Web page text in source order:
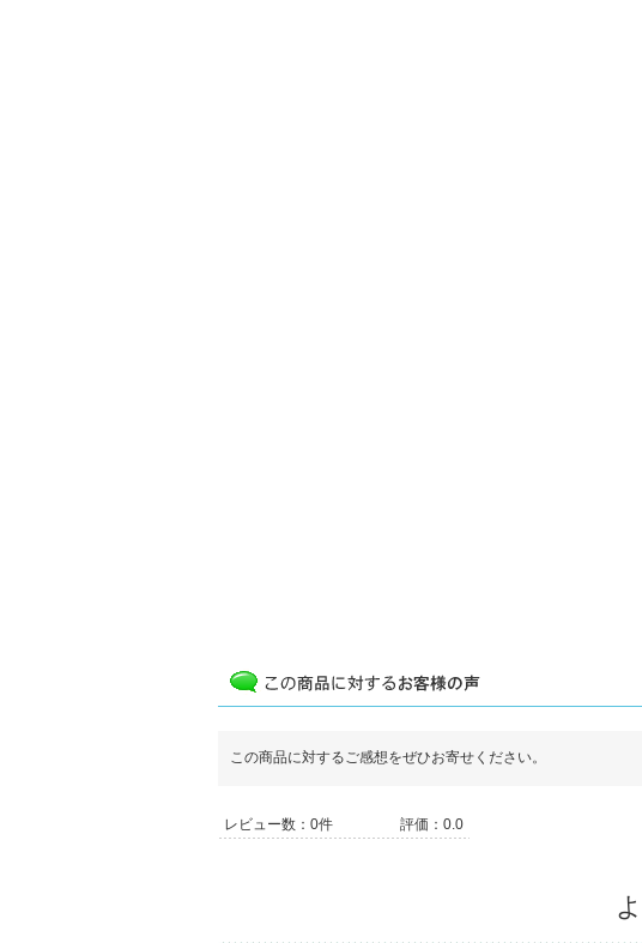
この商品に対するご感想をぜひお寄せください。
レビュー数：0件 評価：0.0